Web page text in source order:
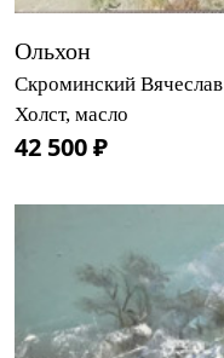
Ольхон
Скроминский Вячеслав
Холст, масло
42 500 ₽